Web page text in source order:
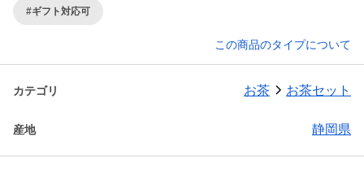
#ギフト対応可
この商品のタイプについて
カテゴリ お茶 お茶セット
産地 静岡県